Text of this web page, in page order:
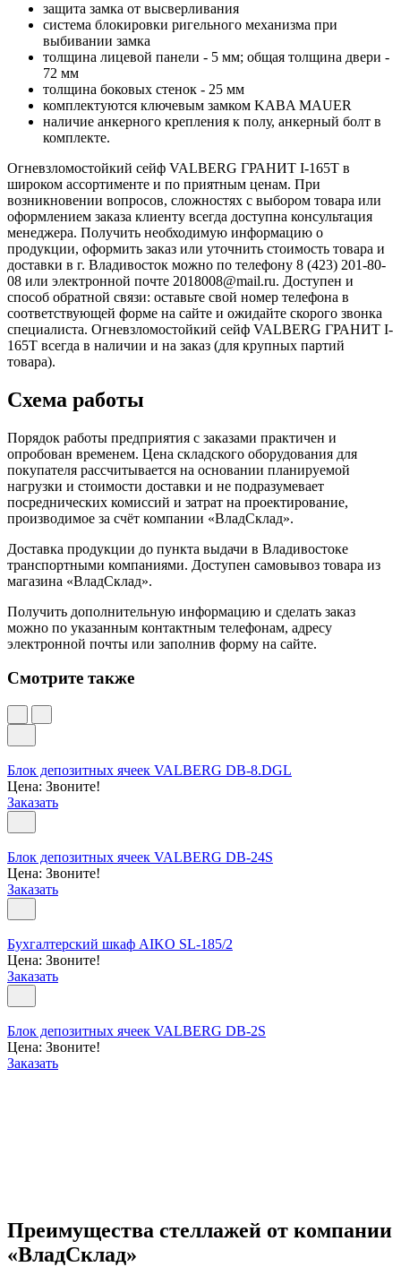
защита замка от высверливания
система блокировки ригельного механизма при
выбивании замка
толщина лицевой панели - 5 мм; общая толщина двери -
72 мм
толщина боковых стенок - 25 мм
комплектуются ключевым замком KABA MAUER
наличие анкерного крепления к полу, анкерный болт в
комплекте.
Огневзломостойкий сейф VALBERG ГРАНИТ I-165T в
широком ассортименте и по приятным ценам. При
возникновении вопросов, сложностях с выбором товара или
оформлением заказа клиенту всегда доступна консультация
менеджера. Получить необходимую информацию о
продукции, оформить заказ или уточнить стоимость товара и
доставки в г. Владивосток можно по телефону 8 (423) 201-80-
08 или электронной почте 2018008@mail.ru. Доступен и
способ обратной связи: оставьте свой номер телефона в
соответствующей форме на сайте и ожидайте скорого звонка
специалиста. Огневзломостойкий сейф VALBERG ГРАНИТ I-
165T всегда в наличии и на заказ (для крупных партий
товара).
Схема работы
Порядок работы предприятия с заказами практичен и
опробован временем. Цена складского оборудования для
покупателя рассчитывается на основании планируемой
нагрузки и стоимости доставки и не подразумевает
посреднических комиссий и затрат на проектирование,
производимое за счёт компании «ВладСклад».
Доставка продукции до пункта выдачи в Владивостоке
транспортными компаниями. Доступен самовывоз товара из
магазина «ВладСклад».
Получить дополнительную информацию и сделать заказ
можно по указанным контактным телефонам, адресу
электронной почты или заполнив форму на сайте.
Смотрите также
Блок депозитных ячеек VALBERG DB-8.DGL
Цена: Звоните!
Заказать
Блок депозитных ячеек VALBERG DB-24S
Цена: Звоните!
Заказать
Бухгалтерский шкаф AIKO SL-185/2
Цена: Звоните!
Заказать
Блок депозитных ячеек VALBERG DB-2S
Цена: Звоните!
Заказать
Преимущества стеллажей от компании
«ВладСклад»